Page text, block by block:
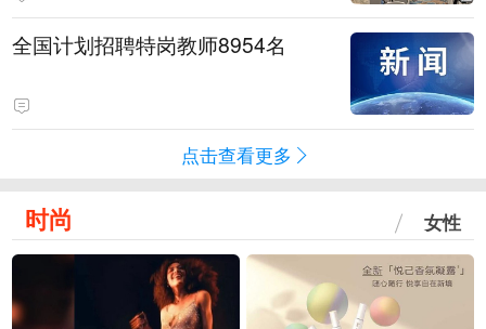
全国计划招聘特岗教师8954名
点击查看更多
时尚 女性